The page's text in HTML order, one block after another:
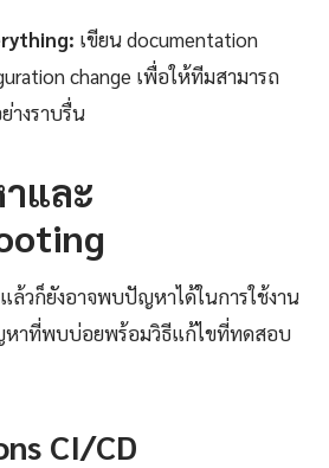
เขียน documentation
change เพื่อให้ทีมสามารถ
างราบรื่น
และ
ล้วก็ยังอาจพบปัญหาได้ในการใช้งาน
หาที่พบบ่อยพร้อมวิธีแก้ไขที่ทดสอบ
CI/CD